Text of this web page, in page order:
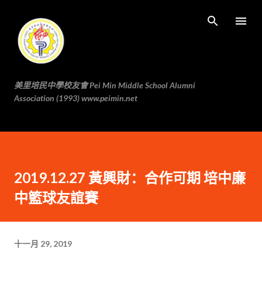
美里培民中學校友會 Pei Min Middle School Alumni
Association (1993) www.peimin.net
2019.12.27 黃興財：合作可期 培中廉
中籃球友誼賽
十一月 29, 2019